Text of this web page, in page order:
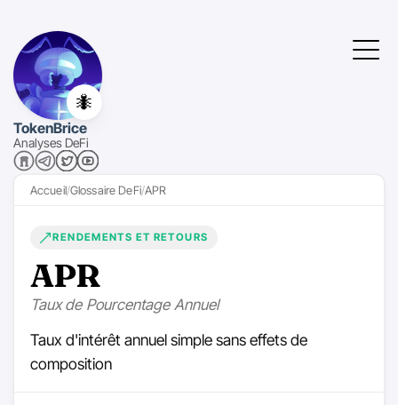
🐜
TokenBrice
Analyses DeFi
Accueil Glossaire DeFi APR
RENDEMENTS ET RETOURS
APR
Taux de Pourcentage Annuel
Taux d'intérêt annuel simple sans effets de
composition